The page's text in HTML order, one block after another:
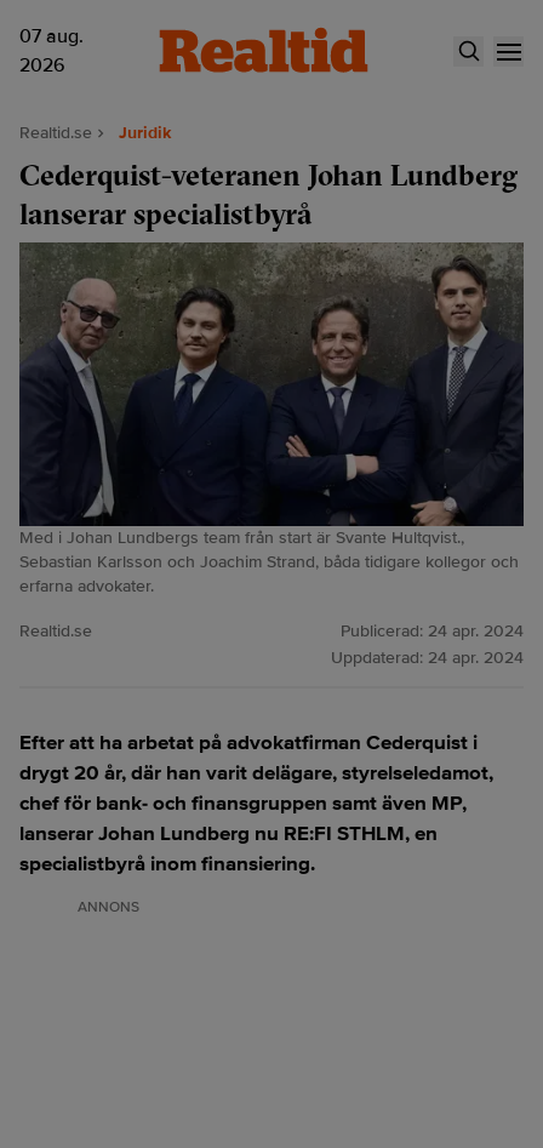
07 aug.
2026
Realtid.se Juridik
Cederquist-veteranen Johan Lundberg
lanserar specialistbyrå
Med i Johan Lundbergs team från start är Svante Hultqvist.,
Sebastian Karlsson och Joachim Strand, båda tidigare kollegor och
erfarna advokater.
Realtid.se Publicerad: 24 apr. 2024
Uppdaterad: 24 apr. 2024
Efter att ha arbetat på advokatfirman Cederquist i
drygt 20 år, där han varit delägare, styrelseledamot,
chef för bank- och finansgruppen samt även MP,
lanserar Johan Lundberg nu RE:FI STHLM, en
specialistbyrå inom finansiering.
ANNONS